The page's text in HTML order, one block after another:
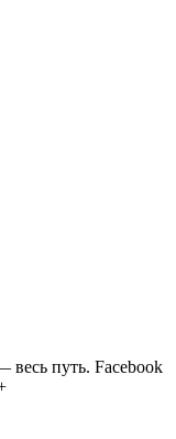
путь. Facebook